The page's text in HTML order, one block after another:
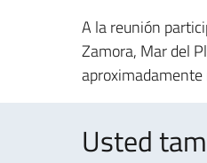
A la reunión
Zamora, Mar del
Usted